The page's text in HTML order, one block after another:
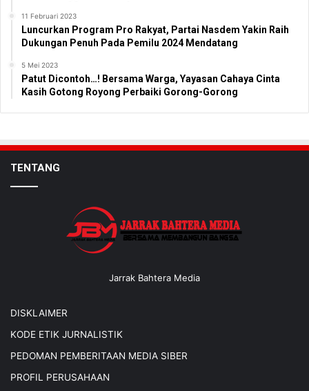
11 Februari 2023
Luncurkan Program Pro Rakyat, Partai Nasdem Yakin Raih
Dukungan Penuh Pada Pemilu 2024 Mendatang
5 Mei 2023
Patut Dicontoh…! Bersama Warga, Yayasan Cahaya Cinta
Kasih Gotong Royong Perbaiki Gorong-Gorong
TENTANG
Jarrak Bahtera Media
DISKLAIMER
KODE ETIK JURNALISTIK
PEDOMAN PEMBERITAAN MEDIA SIBER
PROFIL PERUSAHAAN